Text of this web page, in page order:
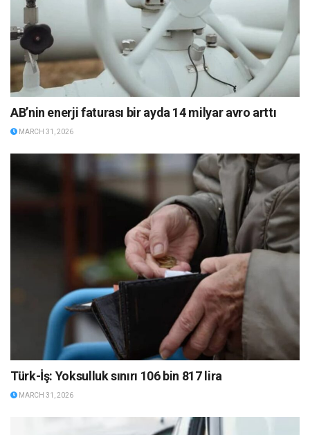
AB’nin enerji faturası bir ayda 14 milyar avro arttı
MARCH 31, 2026
Türk-İş: Yoksulluk sınırı 106 bin 817 lira
MARCH 31, 2026